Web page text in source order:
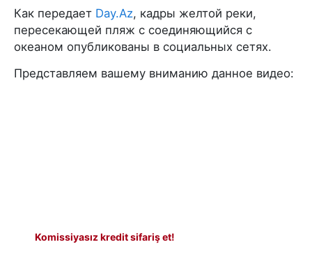
Как передает Day.Az, кадры желтой реки,
пересекающей пляж с соединяющийся с
океаном опубликованы в социальных сетях.
Представляем вашему вниманию данное видео:
Komissiyasız kredit sifariş et!